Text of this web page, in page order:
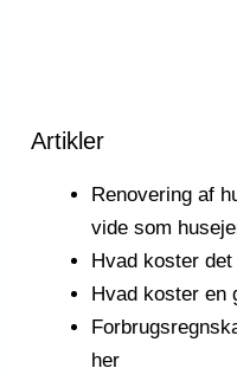
Artikler
Renovering af
vide som
Hvad koster
Hvad koster en
her